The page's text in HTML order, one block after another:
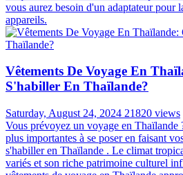
Nous promettons de vous rembourser au
MEILLEUR RAPPORT
QUALITÉ/PRIX
99% satisfait plus que prévu